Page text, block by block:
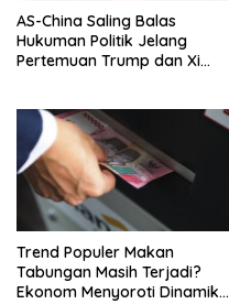
AS-China Saling Balas
Hukuman Politik Jelang
Pertemuan Trump dan Xi
Trend Populer Makan
Tabungan Masih Terjadi?
Ekonom Menyoroti Dinamika